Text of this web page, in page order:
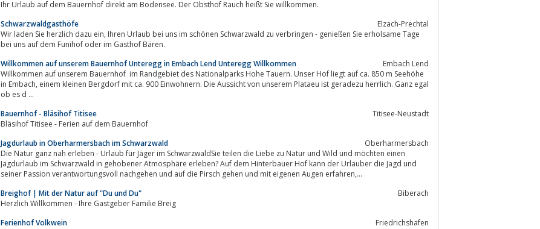
Ihr Urlaub auf dem Bauernhof direkt am Bodensee. Der Obsthof Rauch heißt Sie willkommen.
Schwarzwaldgasthöfe
Elzach-Prechtal
Wir laden Sie herzlich dazu ein, Ihren Urlaub bei uns im schönen Schwarzwald zu verbringen - genießen Sie erholsame Tage
bei uns auf dem Funihof oder im Gasthof Bären.
Willkommen auf unserem Bauernhof Unteregg in Embach Lend Unteregg Willkommen
Embach Lend
Willkommen auf unserem Bauernhof im Randgebiet des Nationalparks Hohe Tauern. Unser Hof liegt auf ca. 850 m Seehöhe
in Embach, einem kleinen Bergdorf mit ca. 900 Einwohnern. Die Aussicht von unserem Plataeu ist geradezu herrlich. Ganz egal
ob es d ...
Bauernhof - Bläsihof Titisee
Titisee-Neustadt
Bläsihof Titisee - Ferien auf dem Bauernhof
Jagdurlaub in Oberharmersbach im Schwarzwald
Oberharmersbach
Die Natur ganz nah erleben - Urlaub für Jäger im SchwarzwaldSie teilen die Liebe zu Natur und Wild und möchten einen
Jagdurlaub im Schwarzwald in gehobener Atmosphäre erleben? Auf dem Hinterbauer Hof kann der Urlauber die Jagd und
seiner Passion verantwortungsvoll nachgehen und auf die Pirsch gehen und mit eigenen Augen erfahren,...
Breighof | Mit der Natur auf "Du und Du"
Biberach
Herzlich Willkommen - Ihre Gastgeber Familie Breig
Ferienhof Volkwein
Friedrichshafen